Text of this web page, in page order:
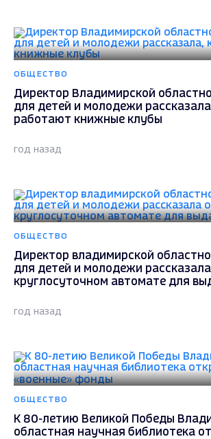
ОБЩЕСТВО
Директор Владимирской
для детей и молодежи
работают книжные клубы
год назад
ОБЩЕСТВО
Директор владимирской
для детей и молодежи
круглосуточном автомате для
год назад
ОБЩЕСТВО
К 80-летию Великой Победы
областная научная библиотека